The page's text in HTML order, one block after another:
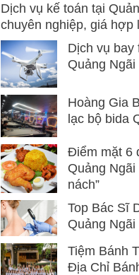
Dịch vụ kế toán tại
chuyên nghiệp, giá hợp
Dịch vụ bay
Quảng Ngãi
Hoàng Gia
lạc bộ bida
Điểm mặt 6
Quảng Ngãi
nách”
Top Bác Sĩ
Quảng Ngãi
Tiệm Bánh
Địa Chỉ